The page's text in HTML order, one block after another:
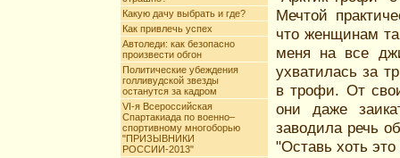
Какую дачу выбрать и где?
Как привлечь успех
Автоледи: как безопасно
произвести обгон
Политические убеждения
голливудской звезды
останутся за кадром
VI-я Всероссийская
Спартакиада по военно–
спортивному многоборью
"ПРИЗЫВНИКИ
РОССИИ-2013"
Мечтой
что женщинам
меня на все
ухватилась за
в трофи. От
они даже
заводила речь
"Оставь хоть